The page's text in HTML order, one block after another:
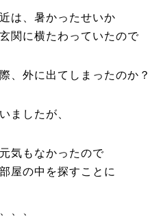
は、暑かったせいか
関に横たわっていたので
、外に出てしまったのか？
ましたが、
気もなかったので
屋の中を探すことに
、、